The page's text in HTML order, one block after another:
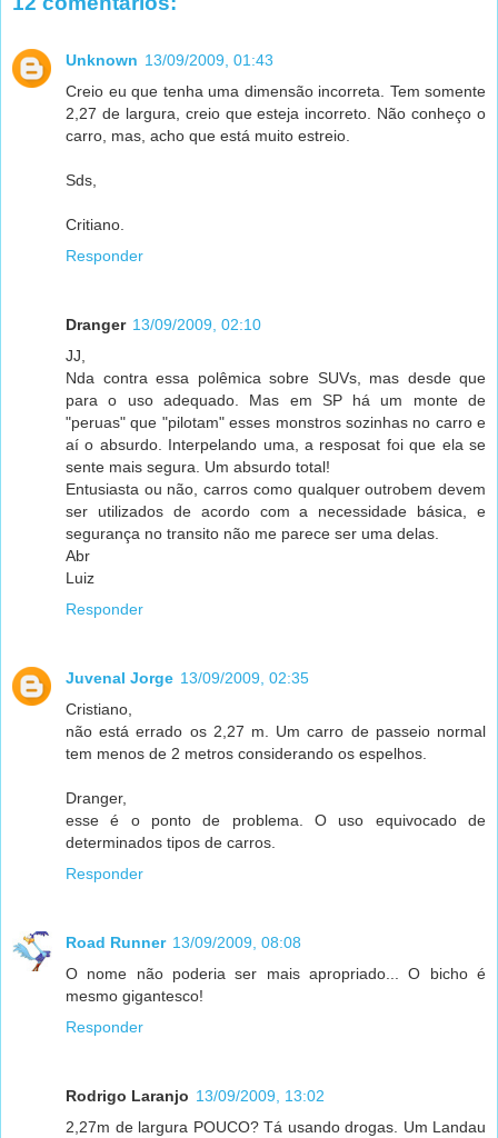
Unknown 13/09/2009, 01:43
Creio eu que tenha uma dimensão incorreta. Tem somente
2,27 de largura, creio que esteja incorreto. Não conheço o
carro, mas, acho que está muito estreio.
Sds,
Critiano.
Responder
Dranger 13/09/2009, 02:10
JJ,
Nda contra essa polêmica sobre SUVs, mas desde que
para o uso adequado. Mas em SP há um monte de
"peruas" que "pilotam" esses monstros sozinhas no carro e
aí o absurdo. Interpelando uma, a resposat foi que ela se
sente mais segura. Um absurdo total!
Entusiasta ou não, carros como qualquer outrobem devem
ser utilizados de acordo com a necessidade básica, e
segurança no transito não me parece ser uma delas.
Abr
Luiz
Responder
Juvenal Jorge 13/09/2009, 02:35
Cristiano,
não está errado os 2,27 m. Um carro de passeio normal
tem menos de 2 metros considerando os espelhos.
Dranger,
esse é o ponto de problema. O uso equivocado de
determinados tipos de carros.
Responder
Road Runner 13/09/2009, 08:08
O nome não poderia ser mais apropriado... O bicho é
mesmo gigantesco!
Responder
Rodrigo Laranjo 13/09/2009, 13:02
2,27m de largura POUCO? Tá usando drogas. Um Landau